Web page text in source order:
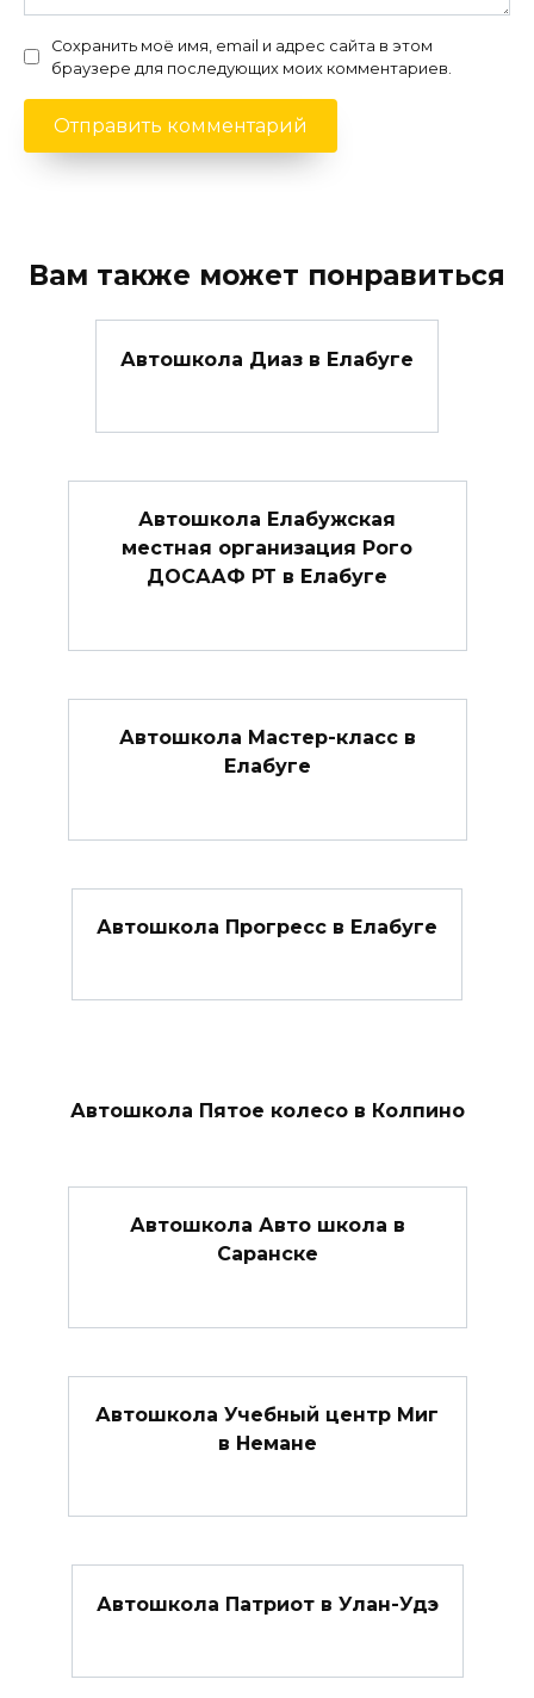
Сохранить моё имя, email и адрес сайта в этом
браузере для последующих моих комментариев.
Вам также может понравиться
Автошкола Диаз в Елабуге
Автошкола Елабужская
местная организация Рого
ДОСААФ РТ в Елабуге
Автошкола Мастер-класс в
Елабуге
Автошкола Прогресс в Елабуге
Автошкола Пятое колесо в Колпино
Автошкола Авто школа в
Саранске
Автошкола Учебный центр Миг
в Немане
Автошкола Патриот в Улан-Удэ